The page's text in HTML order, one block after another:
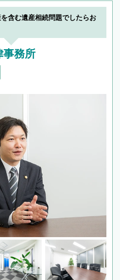
を含む遺産相続問題でしたらお
事務所